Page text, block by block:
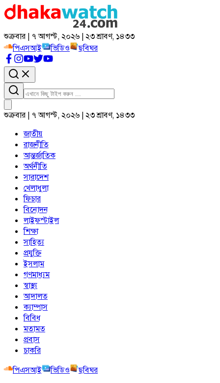
শুক্রবার | ৭ আগস্ট, ২০২৬ | ২৩ শ্রাবণ, ১৪৩৩
পিএসআই
ভিডিও ছবিঘর
শুক্রবার | ৭ আগস্ট, ২০২৬ | ২৩ শ্রাবণ, ১৪৩৩
জাতীয়
রাজনীতি
আন্তর্জাতিক
অর্থনীতি
সারাদেশ
খেলাধুলা
ফিচার
বিনোদন
লাইফস্টাইল
শিক্ষা
সাহিত্য
প্রযুক্তি
ইসলাম
গণমাধ্যম
স্বাস্থ্য
আদালত
ক্যাম্পাস
বিবিধ
মতামত
প্রবাস
চাকরি
পিএসআই
ভিডিও
ছবিঘর